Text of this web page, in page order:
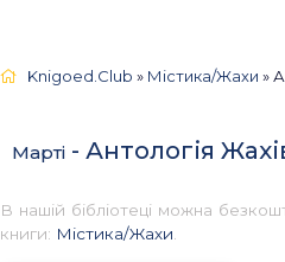
Knigoed.Club » Містика/Жахи »
Марті - Антологія
В нашій бібліотеці можна
книги: Містика/Жахи